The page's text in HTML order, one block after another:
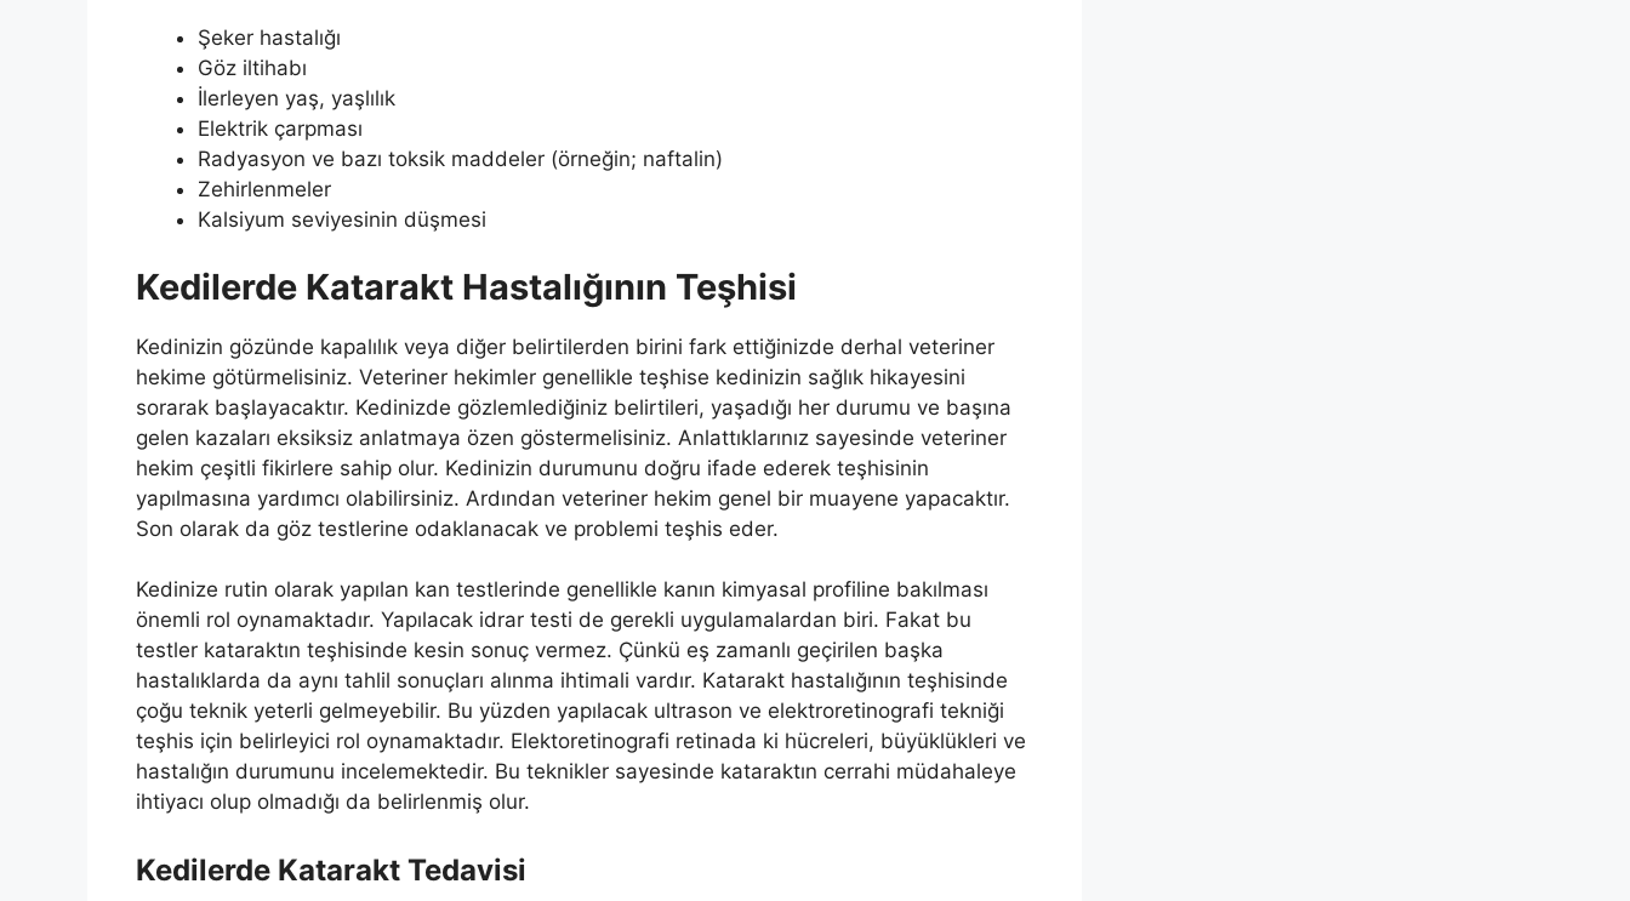
Şeker hastalığı
Göz iltihabı
İlerleyen yaş, yaşlılık
Elektrik çarpması
Radyasyon ve bazı toksik maddeler (örneğin; naftalin)
Zehirlenmeler
Kalsiyum seviyesinin düşmesi
Kedilerde Katarakt Hastalığının Teşhisi
Kedinizin gözünde kapalılık veya diğer belirtilerden birini fark ettiğinizde derhal veteriner
hekime götürmelisiniz. Veteriner hekimler genellikle teşhise kedinizin sağlık hikayesini
sorarak başlayacaktır. Kedinizde gözlemlediğiniz belirtileri, yaşadığı her durumu ve başına
gelen kazaları eksiksiz anlatmaya özen göstermelisiniz. Anlattıklarınız sayesinde veteriner
hekim çeşitli fikirlere sahip olur. Kedinizin durumunu doğru ifade ederek teşhisinin
yapılmasına yardımcı olabilirsiniz. Ardından veteriner hekim genel bir muayene yapacaktır.
Son olarak da göz testlerine odaklanacak ve problemi teşhis eder.
Kedinize rutin olarak yapılan kan testlerinde genellikle kanın kimyasal profiline bakılması
önemli rol oynamaktadır. Yapılacak idrar testi de gerekli uygulamalardan biri. Fakat bu
testler kataraktın teşhisinde kesin sonuç vermez. Çünkü eş zamanlı geçirilen başka
hastalıklarda da aynı tahlil sonuçları alınma ihtimali vardır. Katarakt hastalığının teşhisinde
çoğu teknik yeterli gelmeyebilir. Bu yüzden yapılacak ultrason ve elektroretinografi tekniği
teşhis için belirleyici rol oynamaktadır. Elektoretinografi retinada ki hücreleri, büyüklükleri ve
hastalığın durumunu incelemektedir. Bu teknikler sayesinde kataraktın cerrahi müdahaleye
ihtiyacı olup olmadığı da belirlenmiş olur.
Kedilerde Katarakt Tedavisi